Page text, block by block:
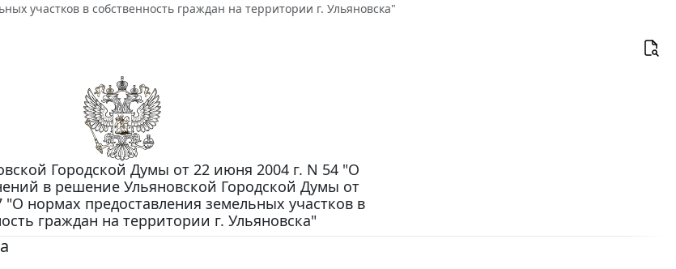
участков в собственность граждан на территории г. Ульяновска"
Городской Думы от 22 июня 2004 г. N 54 "О
в решение Ульяновской Городской Думы от
"О нормах предоставления земельных участков в
граждан на территории г. Ульяновска"